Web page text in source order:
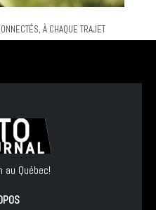
À CHAQUE TRAJET
au Québec!